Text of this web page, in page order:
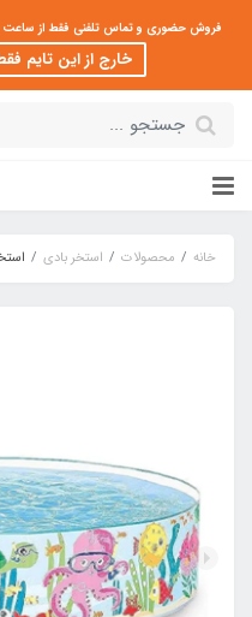
فروش حضوری و تماس تلفنی فقط از ساعت 11:30 صبح تا 2 عصر و 3 تا 8 شب امکان پذیر است
خارج از این تایم
خانه محصولات استخر بادی استخر